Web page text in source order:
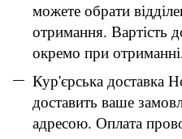
можете обрати
отримання. Вартість
окремо при
Кур'єрська
доставить ваше
адресою. Оплата